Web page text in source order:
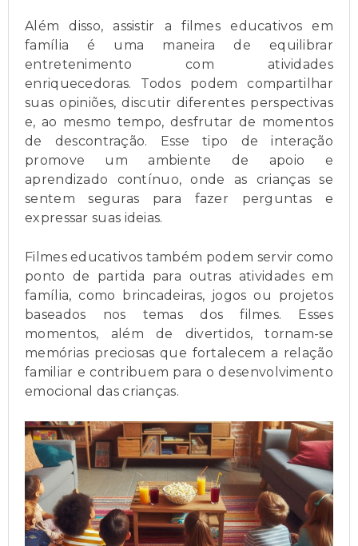
Além disso, assistir a filmes educativos em
família é uma maneira de equilibrar
entretenimento com atividades
enriquecedoras. Todos podem compartilhar
suas opiniões, discutir diferentes perspectivas
e, ao mesmo tempo, desfrutar de momentos
de descontração. Esse tipo de interação
promove um ambiente de apoio e
aprendizado contínuo, onde as crianças se
sentem seguras para fazer perguntas e
expressar suas ideias.
Filmes educativos também podem servir como
ponto de partida para outras atividades em
família, como brincadeiras, jogos ou projetos
baseados nos temas dos filmes. Esses
momentos, além de divertidos, tornam-se
memórias preciosas que fortalecem a relação
familiar e contribuem para o desenvolvimento
emocional das crianças.